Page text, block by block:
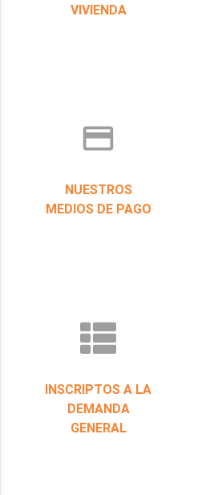
VIVIENDA
credit_card
NUESTROS
MEDIOS DE PAGO
INSCRIPTOS A LA
DEMANDA
GENERAL